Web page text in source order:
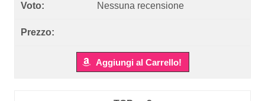
Nessuna recensione
Aggiungi al Carrello!